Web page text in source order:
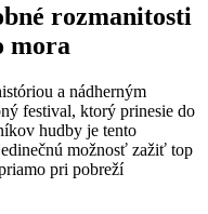
rozmanitosti
mora
a nádherným
festival, ktorý prinesie do
hudby je tento
možnosť zažiť top
pri pobreží